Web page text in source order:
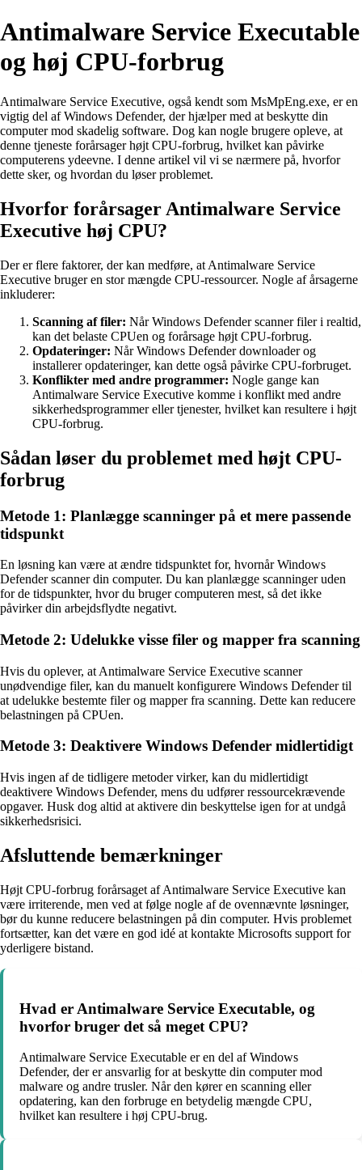
Antimalware Service Executable
og høj CPU-forbrug
Antimalware Service Executive, også kendt som MsMpEng.exe, er en
vigtig del af Windows Defender, der hjælper med at beskytte din
computer mod skadelig software. Dog kan nogle brugere opleve, at
denne tjeneste forårsager højt CPU-forbrug, hvilket kan påvirke
computerens ydeevne. I denne artikel vil vi se nærmere på, hvorfor
dette sker, og hvordan du løser problemet.
Hvorfor forårsager Antimalware Service
Executive høj CPU?
Der er flere faktorer, der kan medføre, at Antimalware Service
Executive bruger en stor mængde CPU-ressourcer. Nogle af årsagerne
inkluderer:
Scanning af filer: Når Windows Defender scanner filer i realtid,
kan det belaste CPUen og forårsage højt CPU-forbrug.
Opdateringer: Når Windows Defender downloader og
installerer opdateringer, kan dette også påvirke CPU-forbruget.
Konflikter med andre programmer: Nogle gange kan
Antimalware Service Executive komme i konflikt med andre
sikkerhedsprogrammer eller tjenester, hvilket kan resultere i højt
CPU-forbrug.
Sådan løser du problemet med højt CPU-
forbrug
Metode 1: Planlægge scanninger på et mere passende
tidspunkt
En løsning kan være at ændre tidspunktet for, hvornår Windows
Defender scanner din computer. Du kan planlægge scanninger uden
for de tidspunkter, hvor du bruger computeren mest, så det ikke
påvirker din arbejdsflydte negativt.
Metode 2: Udelukke visse filer og mapper fra scanning
Hvis du oplever, at Antimalware Service Executive scanner
unødvendige filer, kan du manuelt konfigurere Windows Defender til
at udelukke bestemte filer og mapper fra scanning. Dette kan reducere
belastningen på CPUen.
Metode 3: Deaktivere Windows Defender midlertidigt
Hvis ingen af de tidligere metoder virker, kan du midlertidigt
deaktivere Windows Defender, mens du udfører ressourcekrævende
opgaver. Husk dog altid at aktivere din beskyttelse igen for at undgå
sikkerhedsrisici.
Afsluttende bemærkninger
Højt CPU-forbrug forårsaget af Antimalware Service Executive kan
være irriterende, men ved at følge nogle af de ovennævnte løsninger,
bør du kunne reducere belastningen på din computer. Hvis problemet
fortsætter, kan det være en god idé at kontakte Microsofts support for
yderligere bistand.
Hvad er Antimalware Service Executable, og
hvorfor bruger det så meget CPU?
Antimalware Service Executable er en del af Windows
Defender, der er ansvarlig for at beskytte din computer mod
malware og andre trusler. Når den kører en scanning eller
opdatering, kan den forbruge en betydelig mængde CPU,
hvilket kan resultere i høj CPU-brug.